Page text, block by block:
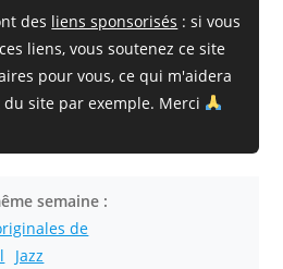
des liens sponsorisés : si vous
liens, vous soutenez ce site
pour vous, ce qui m'aidera
site par exemple. Merci
semaine :
de
Jazz